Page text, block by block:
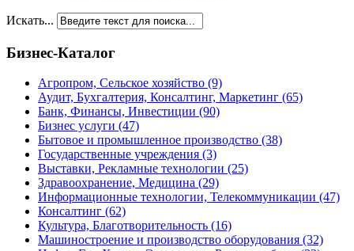
Искать...
Бизнес-Каталог
Агропром, Сельское хозяйство (9)
Аудит, Бухгалтерия, Консалтинг, Маркетинг (65)
Банк, Финансы, Инвестиции (90)
Бизнес услуги (47)
Бытовое и промышленное производство (38)
Государственные учреждения (3)
Выставки, Рекламные технологии (25)
Здравоохранение, Медицина (29)
Информационные технологии, Телекоммуникации (47)
Консалтинг (62)
Культура, Благотворительность (16)
Машиностроение и производство оборудования (32)